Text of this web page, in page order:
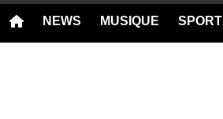
NEWS MUSIQUE SPORT